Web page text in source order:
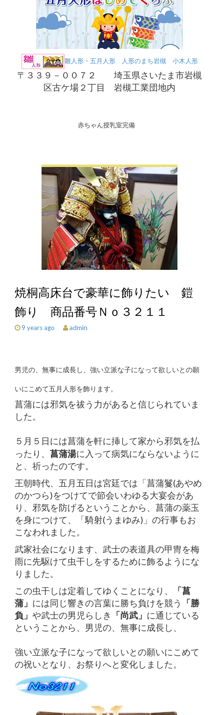
雛人形・五月人形 人形のまち岩槻 小木人形
〒３３９－００７２ 埼玉県さいたま市岩槻
区古ケ場２丁目 岩槻工業団地内
赤ちゃん授乳室完備
焼桐高床台で豪華に飾りたい 鎧
飾り 商品番号Ｎｏ３２１１
9 years ago admin
男児の、無事に成長し、強い立派な子になって欲しいとの願
いにこめて五月人形を飾ります。
菖蒲には邪気を祓う力があると信じられていま
した。
５月５日には菖蒲を軒に挿して家から邪気を払
ったり、 菖蒲湯に入って病気にならないように
と、祈ったのです。
王朝時代、五月五日は宮廷では「菖蒲鬘(あやめ
のかつら)をつけてで節会いわゆる大宴会があ
り、邪気を防げるということから、菖蒲の薬玉
を身につけて、「騎射(うまゆみ)」の行事もお
こなわれました。
武家社会になります、武士の表道具の甲冑を梅
雨に先駆けて虫干しをするために飾るようにな
りました。
この虫干しは定着してゆくことになり、
「菖
蒲」 には同じ響きの言葉に勝ち負けを競う
「勝
負」 や武士の男児らしき 「尚武」 に通じている
ということから、男児の、無事に成長し、
強い立派な子になって欲しいとの願いにこめて
の祝いとなり、お祭りへと変化しました。